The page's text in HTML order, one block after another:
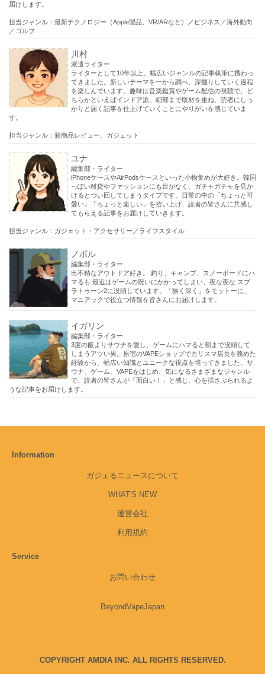
届けします。
担当ジャンル：最新テクノロジー（Apple製品、VR/ARなど）／ビジネス／海外動向
／ゴルフ
川村
派遣ライター
ライターとして10年以上、幅広いジャンルの記事執筆に携わっ
てきました。新しいテーマを一から調べ、深掘りしていく過程
を楽しんでいます。趣味は音楽鑑賞やゲーム配信の視聴で、ど
ちらかといえばインドア派。細部まで取材を重ね、読者にしっ
かりと届く記事を仕上げていくことにやりがいを感じていま
す。
担当ジャンル：新商品レビュー、ガジェット
ユナ
編集部・ライター
iPhoneケースやAirPodsケースといった小物集めが大好き。韓国
っぽい雑貨やファッションにも目がなく、ガチャガチャを見か
けるとつい回してしまうタイプです。日常の中の「ちょっと可
愛い」「ちょっと楽しい」を拾い上げ、読者の皆さんに共感し
てもらえる記事をお届けしていきます。
担当ジャンル：ガジェット・アクセサリー／ライフスタイル
ノボル
編集部・ライター
出不精なアウトドア好き。 釣り、キャンプ、スノーボードにハ
マるも 最近はゲームの呪いにかかってしまい、夜な夜な スプ
ラトゥーン2に没頭しています。「狭く深く」をモットーに、
マニアックで役立つ情報を皆さんにお届けします。
イガリン
編集部・ライター
3度の飯よりサウナを愛し、ゲームにハマると朝まで没頭して
しまうアツい男。原宿のVAPEショップでカリスマ店長を務めた
経験から、幅広い知識とユニークな視点を培ってきました。サ
ウナ、ゲーム、VAPEをはじめ、気になるさまざまなジャンル
で、読者の皆さんが「面白い！」と感じ、心を揺さぶられるよ
うな記事をお届けします。
Information
ガジェるニュースについて
WHAT'S NEW
運営会社
利用規約
Service
お問い合わせ
BeyondVapeJapan
COPYRIGHT AMDIA INC. ALL RIGHTS RESERVED.